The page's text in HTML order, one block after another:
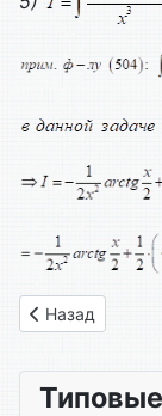
Предыдущий:
Назад